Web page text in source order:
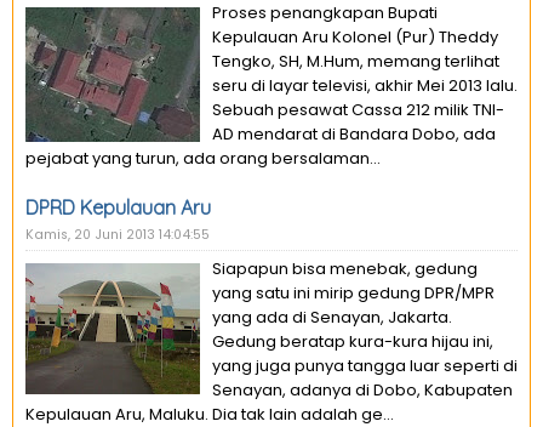
Proses penangkapan Bupati
Kepulauan Aru Kolonel (Pur) Theddy
Tengko, SH, M.Hum, memang terlihat
seru di layar televisi, akhir Mei 2013 lalu.
Sebuah pesawat Cassa 212 milik TNI-
AD mendarat di Bandara Dobo, ada
pejabat yang turun, ada orang bersalaman...
DPRD Kepulauan Aru
Kamis, 20 Juni 2013 14:04:55
Siapapun bisa menebak, gedung
yang satu ini mirip gedung DPR/MPR
yang ada di Senayan, Jakarta.
Gedung beratap kura-kura hijau ini,
yang juga punya tangga luar seperti di
Senayan, adanya di Dobo, Kabupaten
Kepulauan Aru, Maluku. Dia tak lain adalah ge...